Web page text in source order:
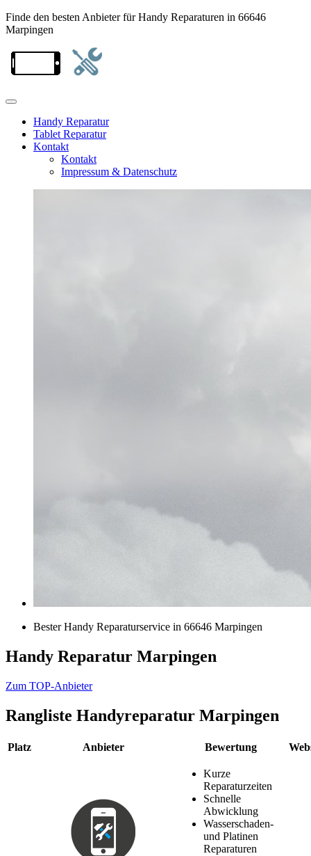
Finde den besten Anbieter für Handy Reparaturen in 66646
Marpingen
Handy Reparatur
Tablet Reparatur
Kontakt
Kontakt
Impressum & Datenschutz
Bester Handy Reparaturservice in 66646 Marpingen
Handy Reparatur Marpingen
Zum TOP-Anbieter
Rangliste Handyreparatur Marpingen
Platz Anbieter Bewertung
Kurze
Reparaturzeiten
Schnelle
Abwicklung
Wasserschaden-
und Platinen
Reparaturen